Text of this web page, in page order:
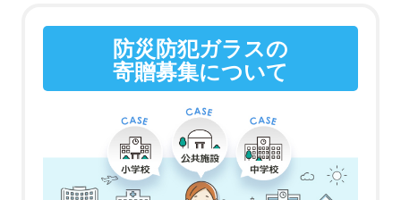
防災防犯ガラスの
寄贈募集について